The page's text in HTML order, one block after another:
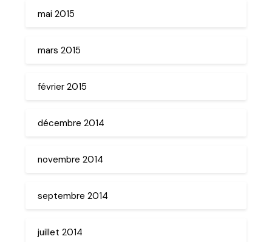
mai 2015
mars 2015
février 2015
décembre 2014
novembre 2014
septembre 2014
juillet 2014